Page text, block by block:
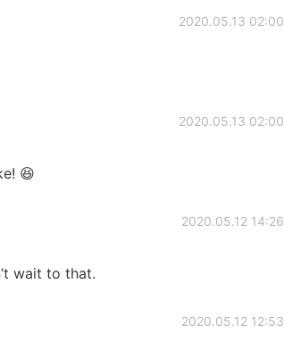
2020.05.13 02:00
2020.05.13 02:00
😆
2020.05.12 14:26
wait to that.
2020.05.12 12:53